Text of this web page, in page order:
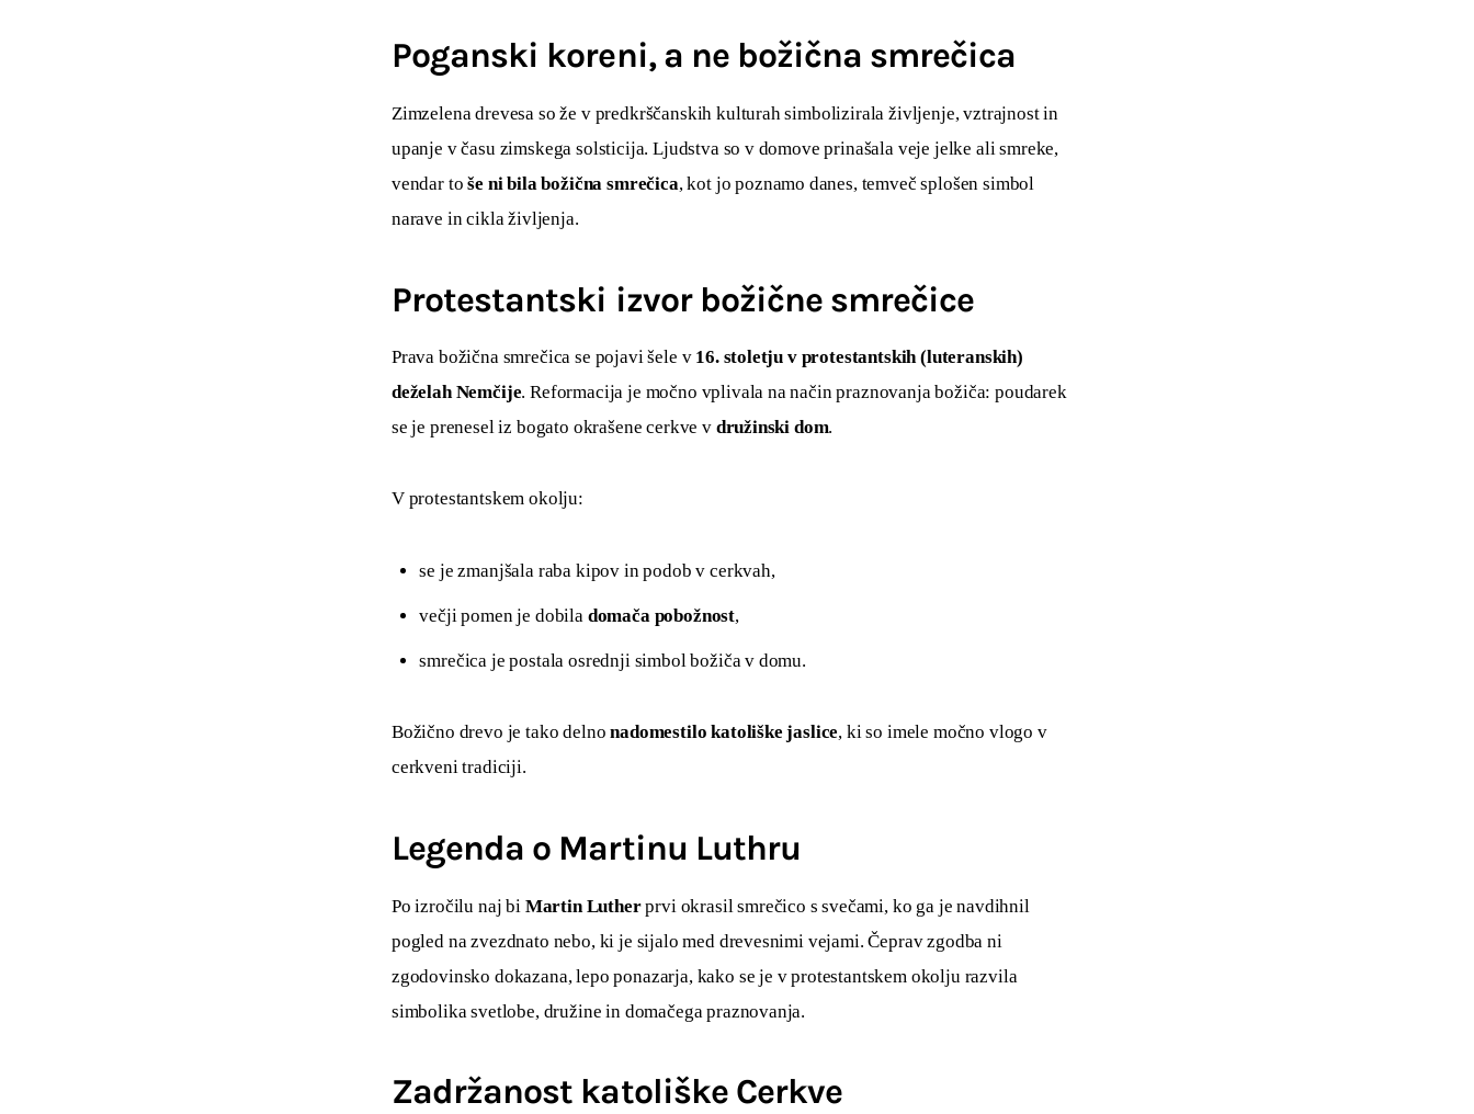
Poganski koreni, a ne božična smrečica
Zimzelena drevesa so že v predkrščanskih kulturah simbolizirala življenje, vztrajnost in
upanje v času zimskega solsticija. Ljudstva so v domove prinašala veje jelke ali smreke,
vendar to še ni bila božična smrečica, kot jo poznamo danes, temveč splošen simbol
narave in cikla življenja.
Protestantski izvor božične smrečice
Prava božična smrečica se pojavi šele v 16. stoletju v protestantskih (luteranskih)
deželah Nemčije. Reformacija je močno vplivala na način praznovanja božiča: poudarek
se je prenesel iz bogato okrašene cerkve v družinski dom.
V protestantskem okolju:
se je zmanjšala raba kipov in podob v cerkvah,
večji pomen je dobila domača pobožnost,
smrečica je postala osrednji simbol božiča v domu.
Božično drevo je tako delno nadomestilo katoliške jaslice, ki so imele močno vlogo v
cerkveni tradiciji.
Legenda o Martinu Luthru
Po izročilu naj bi Martin Luther prvi okrasil smrečico s svečami, ko ga je navdihnil
pogled na zvezdnato nebo, ki je sijalo med drevesnimi vejami. Čeprav zgodba ni
zgodovinsko dokazana, lepo ponazarja, kako se je v protestantskem okolju razvila
simbolika svetlobe, družine in domačega praznovanja.
Zadržanost katoliške Cerkve